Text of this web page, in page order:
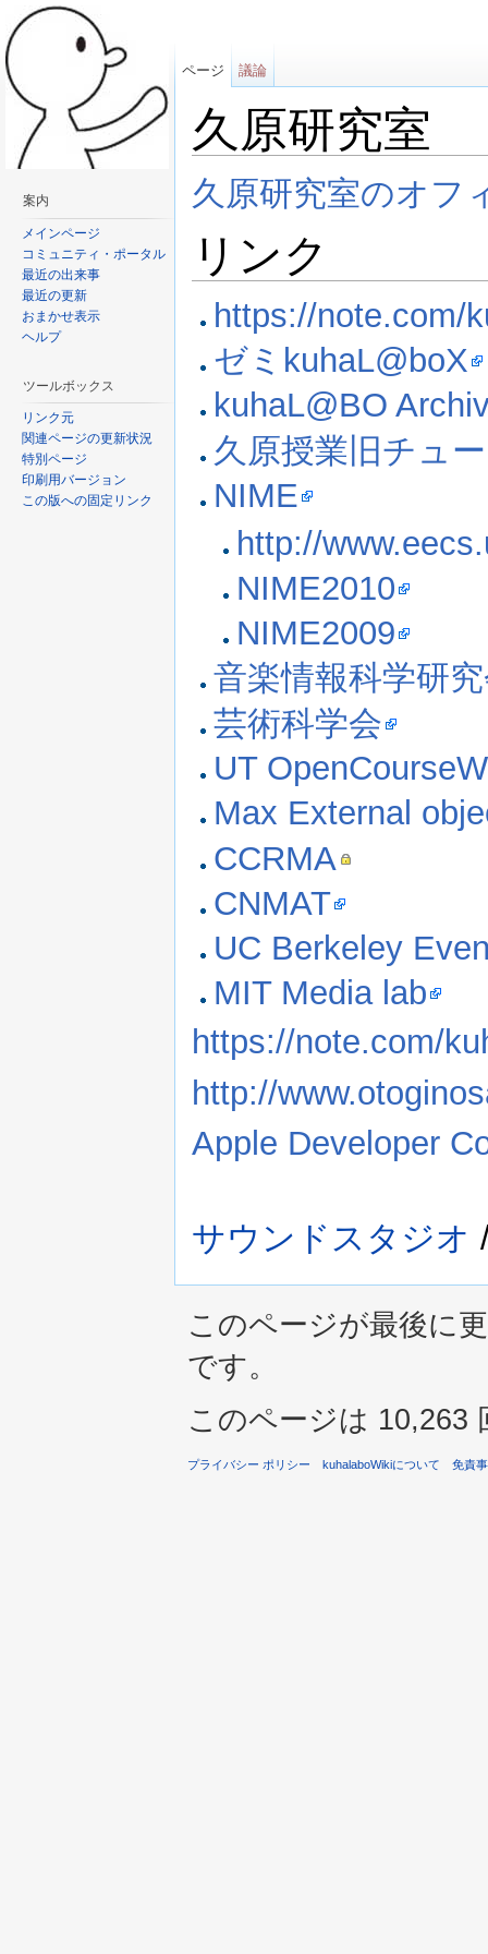
久原研究室
久原研究室のオフ
リンク
https://note.com/
ゼミkuhaL@boX
kuhaL@BO
久原授業旧チュ
NIME
http://
NIME2010
NIME2009
音楽情報科学研
芸術科学会
UT
Max External
CCRMA
CNMAT
UC Berkeley
MIT Media lab
https://note.com/
http://
Apple Developer
サウンドスタジオ
ページ 議論
案内
メインページ
コミュニティ・ポータル
最近の出来事
最近の更新
おまかせ表示
ヘルプ
ツールボックス
リンク元
関連ページの更新状況
特別ページ
印刷用バージョン
この版への固定リンク
このページが最後に
です。
このページは 10,263
プライバシー ポリシー kuhalaboWikiについて 免責